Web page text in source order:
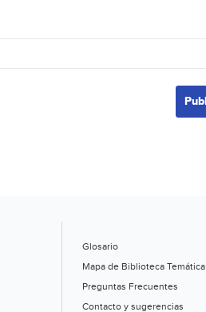
Glosario
Mapa de Biblioteca Temática
Preguntas Frecuentes
Contacto y sugerencias